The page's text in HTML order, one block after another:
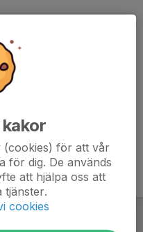
(cookies) för att vår
för dig. De används
att hjälpa oss att
tjänster.
cookies